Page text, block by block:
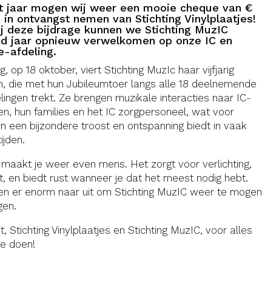
jaar mogen wij weer een mooie cheque van €
in ontvangst nemen van Stichting Vinylplaatjes!
deze bijdrage kunnen we Stichting MuzIC
jaar opnieuw verwelkomen op onze IC en
afdeling.
op 18 oktober, viert Stichting MuzIc haar vijfjarig
die met hun Jubileumtoer langs alle 18 deelnemende
trekt. Ze brengen muzikale interacties naar IC-
hun families en het IC zorgpersoneel, wat voor
een bijzondere troost en ontspanning biedt in vaak
maakt je weer even mens. Het zorgt voor verlichting,
en biedt rust wanneer je dat het meest nodig hebt.
er enorm naar uit om Stichting MuzIC weer te mogen
Stichting Vinylplaatjes en Stichting MuzIC, voor alles
doen!